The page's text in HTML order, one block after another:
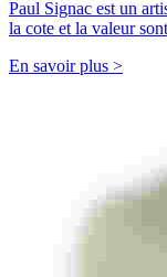
Paul Signac est un
la cote et la valeur
En savoir plus >